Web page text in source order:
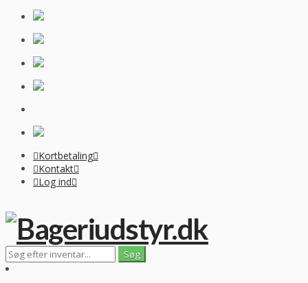
Kortbetaling
Kontakt
Log ind